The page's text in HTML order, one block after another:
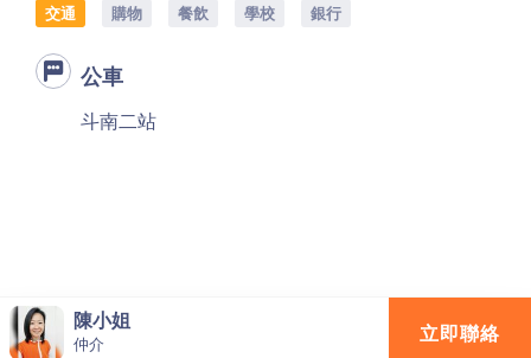
交通 購物 餐飲 學校 銀行
公車
斗南二站
陳小姐
仲介 立即聯絡